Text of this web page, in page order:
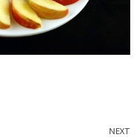
NEXT